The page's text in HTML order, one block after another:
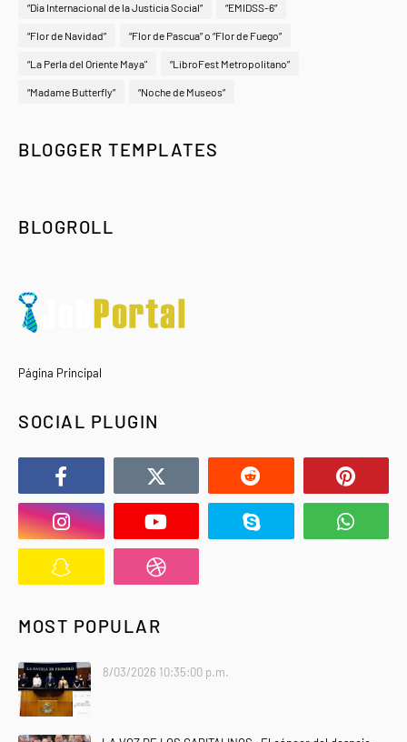
“Día Internacional de la Justicia Social” “EMIDSS-6”
“Flor de Navidad” “Flor de Pascua” o “Flor de Fuego”
“La Perla del Oriente Maya" “LibroFest Metropolitano”
“Madame Butterfly” “Noche de Museos”
BLOGGER TEMPLATES
BLOGROLL
Página Principal
SOCIAL PLUGIN
MOST POPULAR
8/03/2026 10:35:00 p.m.